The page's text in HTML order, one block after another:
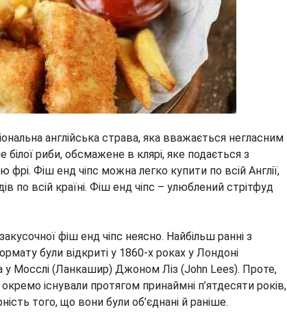
англійська страва, яка вважається негласним
риби, обсмажене в клярі, яке подається з
Фіш енд чіпс можна легко купити по всій Англії,
по всій країні. Фіш енд чіпс – улюблений стрітфуд
фіш енд чіпс неясно. Найбільш ранні з
були відкриті у 1860-х роках у Лондоні
Мосслі (Ланкашир) Джоном Ліз (John Lees). Проте,
існували протягом принаймні п’ятдесяти років,
того, що вони були об’єднані й раніше.